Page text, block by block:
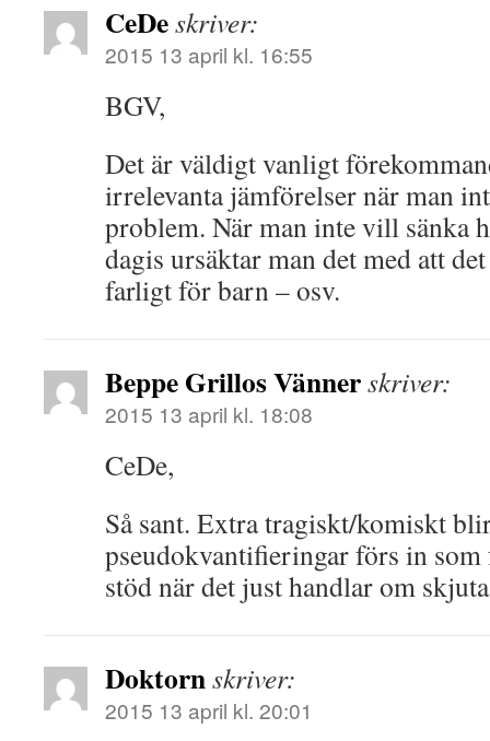
CeDeskriver:
2015 13 april kl. 16:55
BGV,
Det är väldigt vanligt
irrelevanta jämförelser när man
problem. När man inte vill sänka
dagis ursäktar man det med att
farligt för barn – osv.
Beppe Grillos Vännerskriver:
2015 13 april kl. 18:08
CeDe,
Så sant. Extra tragiskt/komiskt
pseudokvantifieringar förs in
stöd när det just handlar om
Doktornskriver:
2015 13 april kl. 20:01